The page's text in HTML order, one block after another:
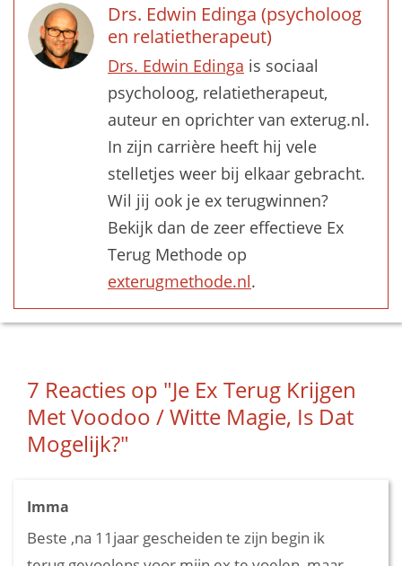
Drs. Edwin Edinga (psycholoog
en relatietherapeut)
Drs. Edwin Edinga is sociaal
psycholoog, relatietherapeut,
auteur en oprichter van exterug.nl.
In zijn carrière heeft hij vele
stelletjes weer bij elkaar gebracht.
Wil jij ook je ex terugwinnen?
Bekijk dan de zeer effectieve Ex
Terug Methode op
exterugmethode.nl.
7 Reacties op "Je Ex Terug Krijgen
Met Voodoo / Witte Magie, Is Dat
Mogelijk?"
Imma
Beste ,na 11jaar gescheiden te zijn begin ik